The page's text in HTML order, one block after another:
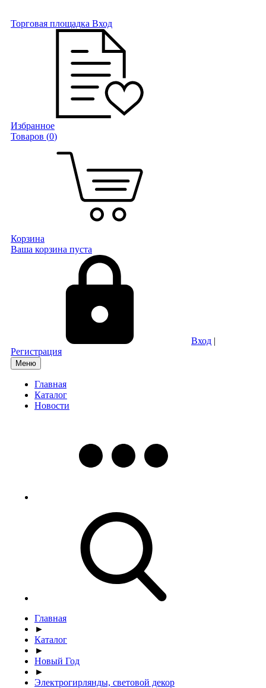
Торговая площадка Вход
Избранное
Товаров (0)
Корзина
Ваша корзина пуста
Вход |
Регистрация
Меню
Главная
Каталог
Новости
Главная
►
Каталог
►
Новый Год
►
Электрогирлянды, световой декор